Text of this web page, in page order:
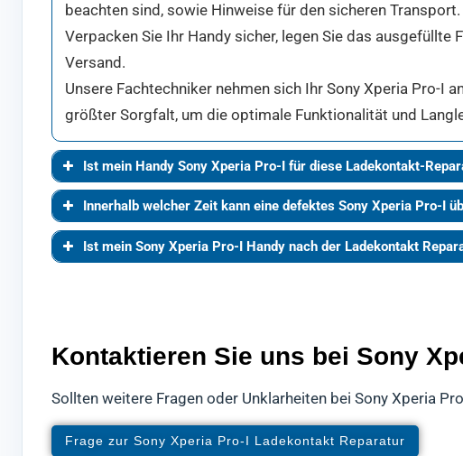
beachten sind, sowie Hinweise für den sicheren Transport.
Verpacken Sie Ihr Handy sicher, legen Sie das
Versand.
Unsere Fachtechniker nehmen sich Ihr Sony Xperia Pro-
größter Sorgfalt, um die optimale Funktionalität und
Ist mein Handy Sony Xperia Pro-I für diese Ladekontakt-
Innerhalb welcher Zeit kann eine defektes Sony Xperia Pro-I
Ist mein Sony Xperia Pro-I Handy nach der Ladekontakt
Kontaktieren Sie uns bei Sony
Sollten weitere Fragen oder Unklarheiten bei Sony Xperia
Frage zur Sony Xperia Pro-I Ladekontakt Reparatur